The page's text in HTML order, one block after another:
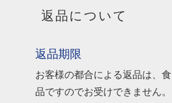
返品について
返品期限
お客様の都合による返品は、食
品ですのでお受けできません。